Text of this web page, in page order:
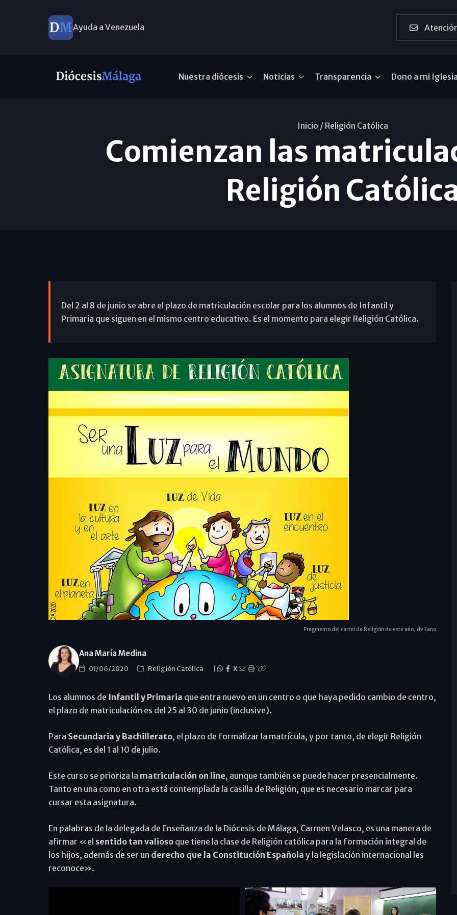
Ayuda a Venezuela
Nuestra diócesis Noticias Transparencia Dono a mi
Inicio / Religión Católica
Comienzan las
Religión
Del 2 al 8 de junio se abre el plazo de matriculación escolar para los alumnos de Infantil y
Primaria que siguen en el mismo centro educativo. Es el momento para elegir Religión Católica.
Fragmento del cartel de Religión de este año, de Fano
Ana María Medina
01/06/2020 Religión Católica X
Los alumnos de Infantil y Primaria que entra nuevo en un centro o que haya pedido cambio de centro,
el plazo de matriculación es del 25 al 30 de junio (inclusive).
Para Secundaria y Bachillerato, el plazo de formalizar la matrícula, y por tanto, de elegir Religión
Católica, es del 1 al 10 de julio.
Este curso se prioriza la matriculación on line, aunque también se puede hacer presencialmente.
Tanto en una como en otra está contemplada la casilla de Religión, que es necesario marcar para
cursar esta asignatura.
En palabras de la delegada de Enseñanza de la Diócesis de Málaga, Carmen Velasco, es una manera de
afirmar «el sentido tan valiosoque tiene la clase de Religión católica para la formación integral de
los hijos, además de ser un derecho que la Constitución Española y la legislación internacional les
reconoce».